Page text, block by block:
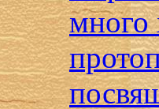
много